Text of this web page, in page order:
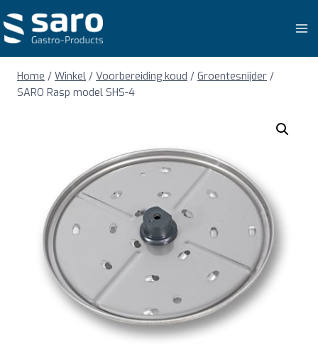
naar
inhoud
Home / Winkel / Voorbereiding koud / Groentesnijder /
SARO Rasp model SHS-4